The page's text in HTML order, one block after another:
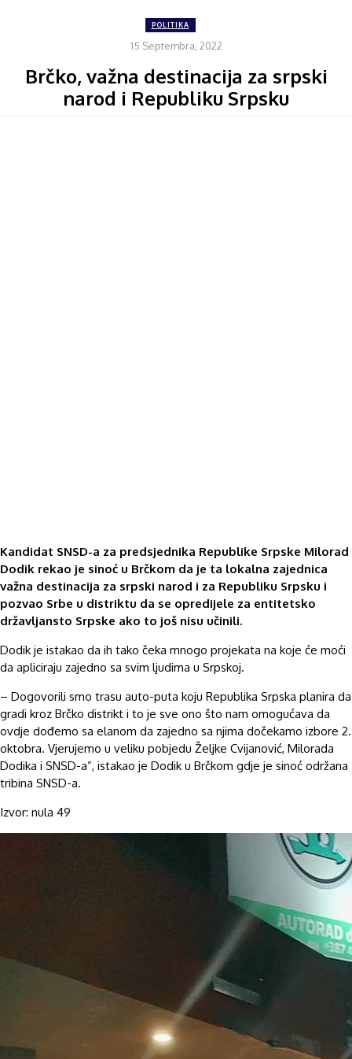
POLITIKA
15 Septembra, 2022
Brčko, važna destinacija za srpski
narod i Republiku Srpsku
Kandidat SNSD-a za predsjednika Republike Srpske Milorad
Dodik rekao je sinoć u Brčkom da je ta lokalna zajednica
važna destinacija za srpski narod i za Republiku Srpsku i
pozvao Srbe u distriktu da se opredijele za entitetsko
državljansto Srpske ako to još nisu učinili.
Dodik je istakao da ih tako čeka mnogo projekata na koje će moći
da apliciraju zajedno sa svim ljudima u Srpskoj.
– Dogovorili smo trasu auto-puta koju Republika Srpska planira da
gradi kroz Brčko distrikt i to je sve ono što nam omogućava da
ovdje dođemo sa elanom da zajedno sa njima dočekamo izbore 2.
oktobra. Vjerujemo u veliku pobjedu Željke Cvijanović, Milorada
Dodika i SNSD-a”, istakao je Dodik u Brčkom gdje je sinoć održana
tribina SNSD-a.
Izvor: nula 49